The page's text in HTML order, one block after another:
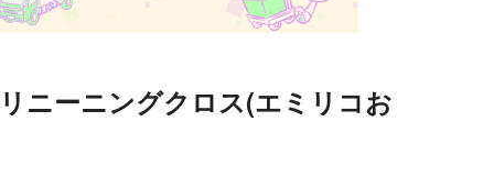
ニーニングクロス(エミリコお